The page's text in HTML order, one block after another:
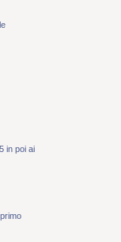
in poi ai